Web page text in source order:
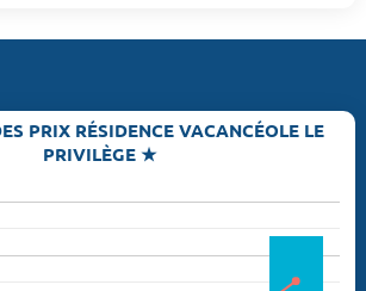
PRIX RÉSIDENCE VACANCÉOLE LE
PRIVILÈGE ★